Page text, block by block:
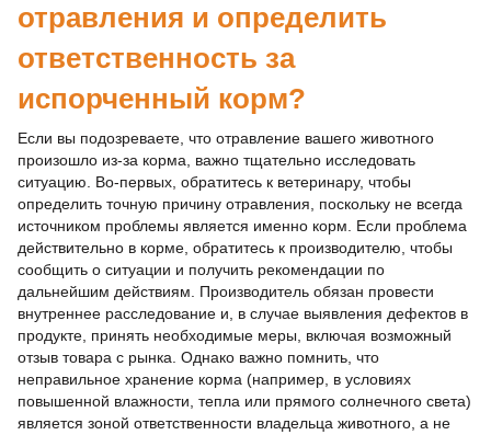
отравления и определить
ответственность за
испорченный корм?
Если вы подозреваете, что отравление вашего животного
произошло из-за корма, важно тщательно исследовать
ситуацию. Во-первых, обратитесь к ветеринару, чтобы
определить точную причину отравления, поскольку не всегда
источником проблемы является именно корм. Если проблема
действительно в корме, обратитесь к производителю, чтобы
сообщить о ситуации и получить рекомендации по
дальнейшим действиям. Производитель обязан провести
внутреннее расследование и, в случае выявления дефектов в
продукте, принять необходимые меры, включая возможный
отзыв товара с рынка. Однако важно помнить, что
неправильное хранение корма (например, в условиях
повышенной влажности, тепла или прямого солнечного света)
является зоной ответственности владельца животного, а не